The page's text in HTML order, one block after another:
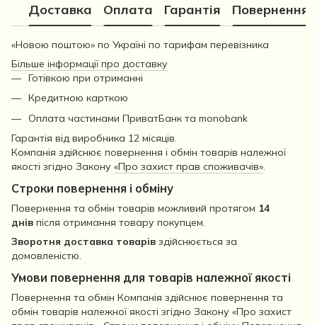
Доставка Оплата Гарантія Повернення
«Новою поштою» по Україні по тарифам перевізника
Більше інформації про доставку
Готівкою при отриманні
Кредитною карткою
Оплата частинами ПриватБанк та monobank
Гарантія від виробника 12 місяців.
Компанія здійснює повернення і обмін товарів належної
якості згідно Закону «Про захист прав споживачів».
Строки повернення і обміну
Повернення та обмін товарів можливий протягом 14
днів після отримання товару покупцем.
Зворотня доставка товарів здійснюється за
домовленістю.
Умови повернення для товарів належної якості
Повернення та обмін Компанія здійснює повернення та
обмін товарів належної якості згідно Закону «Про захист